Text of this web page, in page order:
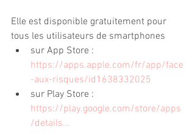
Elle est disponible gratuitement pour
tous les utilisateurs de smartphones
sur App Store :
https://apps.apple.com/fr/app/face
-aux-risques/id1638332025
sur Play Store :
https://play.google.com/store/apps
/details...